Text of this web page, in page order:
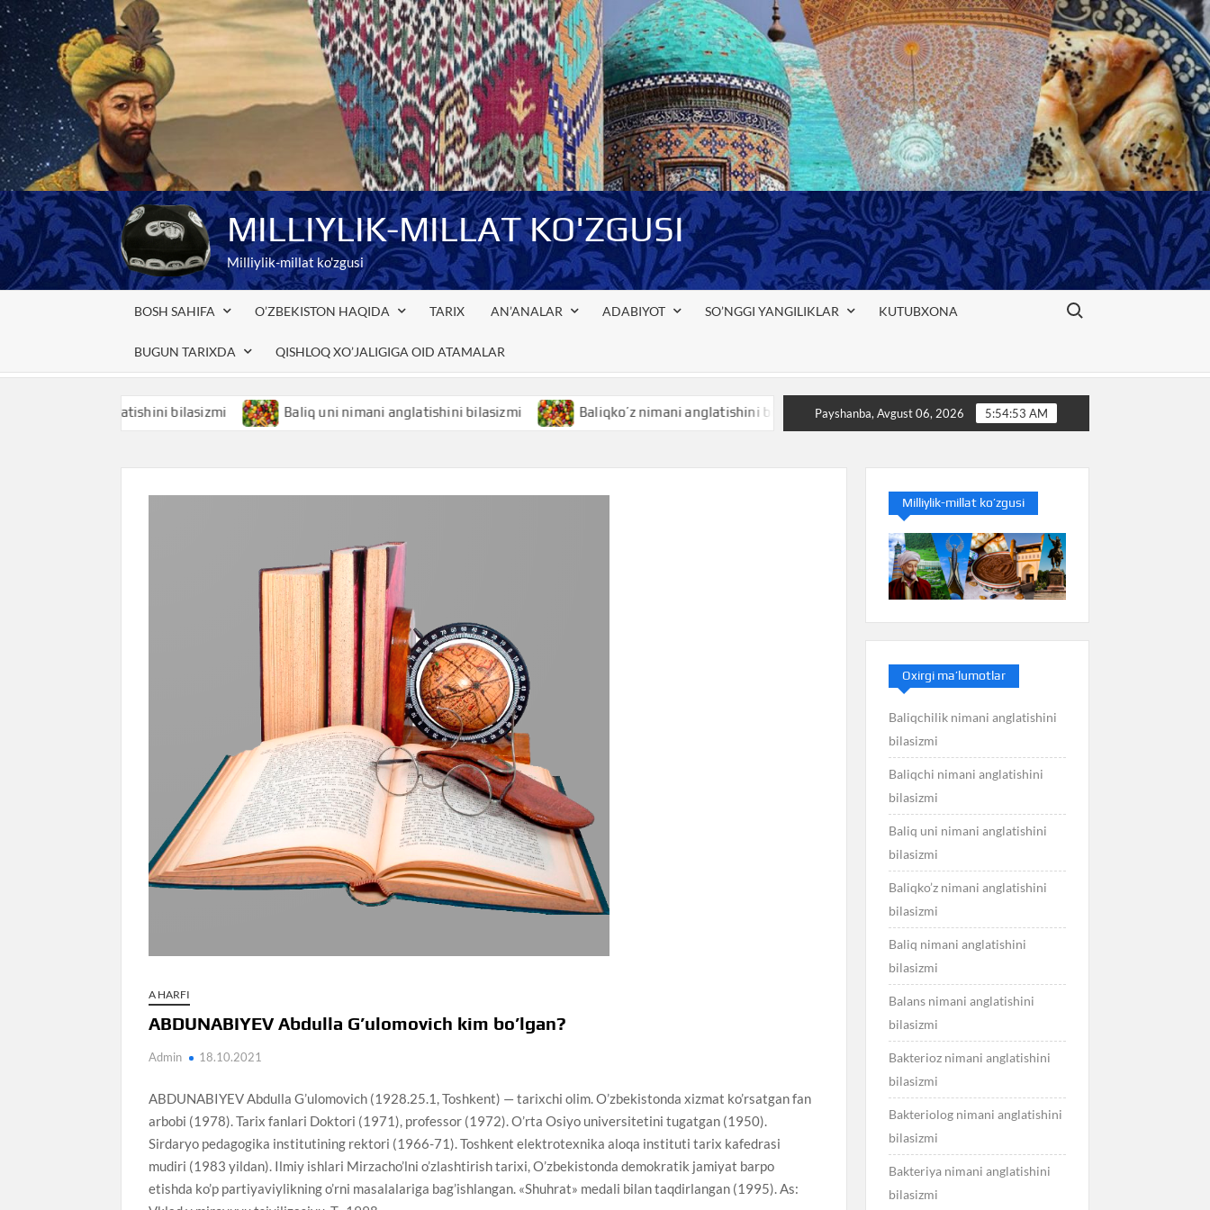
Skip
to
content
MILLIYLIK-MILLAT KO'ZGUSI
Milliylik-millat ko'zgusi
BOSH SAHIFA O’ZBEKISTON HAQIDA TARIX AN’ANALAR ADABIYOT SO’NGGI YANGILIKLAR KUTUBXONA
BUGUN TARIXDA QISHLOQ XO’JALIGIGA OID ATAMALAR
Search for:
anglatishini bilasizmi Baliq uni nimani anglatishini bilasizmi Baliqko’z nimani anglatishini bilasizmi Baliq nimani anglatishini bilasizmi
Payshanba, Avgust 06, 2026 5:54:54 AM
A HARFI
ABDUNABIYEV Abdulla G’ulomovich kim bo’lgan?
Admin 18.10.2021
ABDUNABIYEV Abdulla G’ulomovich (1928.25.1, Toshkent) — tarixchi olim. O’zbekistonda xizmat ko’rsatgan fan
arbobi (1978). Tarix fanlari Doktori (1971), professor (1972). O’rta Osiyo universitetini tugatgan (1950).
Sirdaryo pedagogika institutining rektori (1966-71). Toshkent elektrotexnika aloqa instituti tarix kafedrasi
mudiri (1983 yildan). Ilmiy ishlari Mirzacho’lni o’zlashtirish tarixi, O’zbekistonda demokratik jamiyat barpo
etishda ko’p partiyaviylikning o’rni masalalariga bag’ishlangan. «Shuhrat» medali bilan taqdirlangan (1995). As:
Milliylik-millat ko’zgusi
Oxirgi ma’lumotlar
Baliqchilik nimani anglatishini
bilasizmi
Baliqchi nimani anglatishini
bilasizmi
Baliq uni nimani anglatishini
bilasizmi
Baliqko’z nimani anglatishini
bilasizmi
Baliq nimani anglatishini
bilasizmi
Balans nimani anglatishini
bilasizmi
Bakterioz nimani anglatishini
bilasizmi
Bakteriolog nimani anglatishini
bilasizmi
Bakteriya nimani anglatishini
bilasizmi